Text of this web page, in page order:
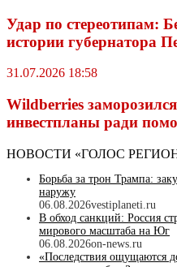
Удар по стереотипам:
истории губернатора
31.07.2026 18:58
Wildberriеs
инвестпланы ради
НОВОСТИ «ГОЛОС
Борьба за трон Трампа:
наружу
06.08.2026vestiplaneti.ru
В обход санкций: Россия
мирового масштаба на Юг
06.08.2026on-news.ru
«Последствия ощущаются